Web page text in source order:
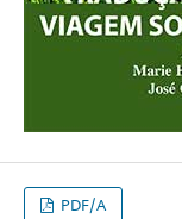
PDF/A